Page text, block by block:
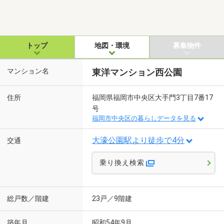
トップ 地図・環境 募集物件
マンション名 東洋マンション西公園
住所
福岡県福岡市中央区大手門3丁目7番17
号
福岡市中央区の暮らしデータを見る
交通 大濠公園駅より徒歩で4分
乗り換え検索
総戸数／階建 23戸／9階建